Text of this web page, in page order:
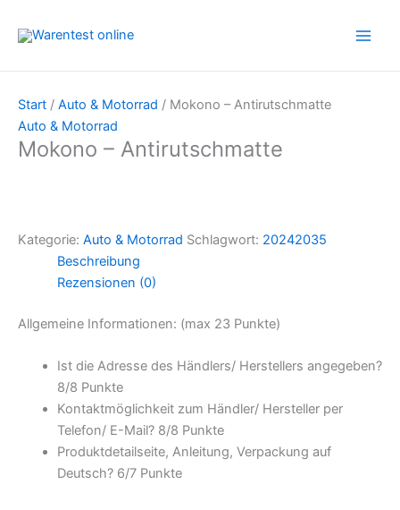
Inhalt
Start / Auto & Motorrad / Mokono – Antirutschmatte
Auto & Motorrad
Mokono – Antirutschmatte
Kategorie: Auto & Motorrad Schlagwort: 20242035
Beschreibung
Rezensionen (0)
Allgemeine Informationen: (max 23 Punkte)
Ist die Adresse des Händlers/ Herstellers angegeben?
8/8 Punkte
Kontaktmöglichkeit zum Händler/ Hersteller per
Telefon/ E-Mail? 8/8 Punkte
Produktdetailseite, Anleitung, Verpackung auf
Deutsch? 6/7 Punkte